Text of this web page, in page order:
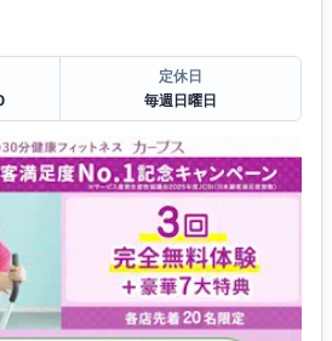
定休日
毎週日曜日